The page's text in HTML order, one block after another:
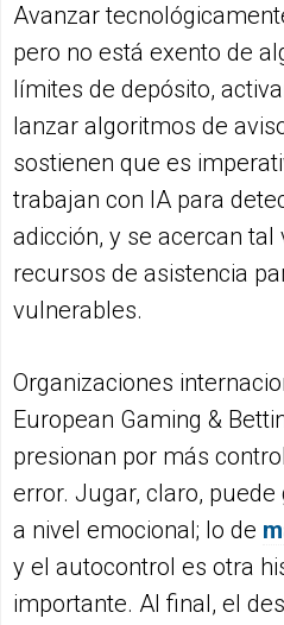
Avanzar
pero no está exento de
límites de depósito,
lanzar algoritmos de
sostienen que es
trabajan con IA para
adicción, y se acercan
recursos de asistencia
vulnerables.
Organizaciones
European Gaming &
presionan por más
error. Jugar, claro,
a nivel emocional; lo de
y el autocontrol es otra
importante. Al final, el